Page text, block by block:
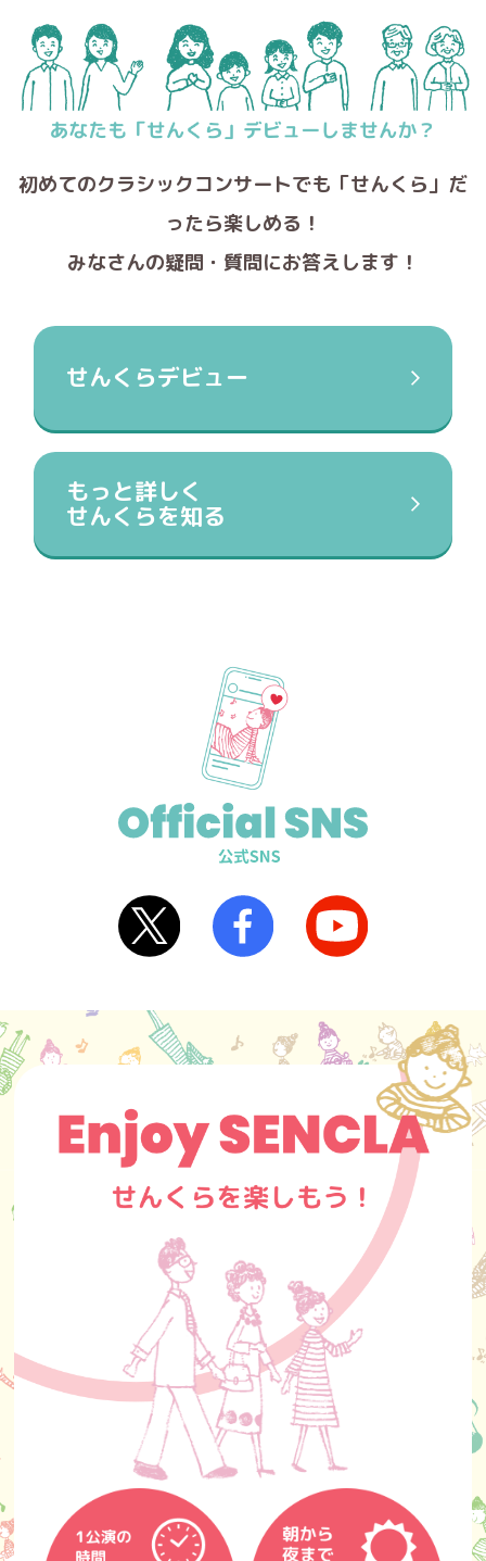
初めてのクラシックコンサートでも 「せんくら」だ
ったら楽しめる！
みなさんの疑問・質問にお答えします！
せんくらデビュー
もっと詳しく
せんくらを知る